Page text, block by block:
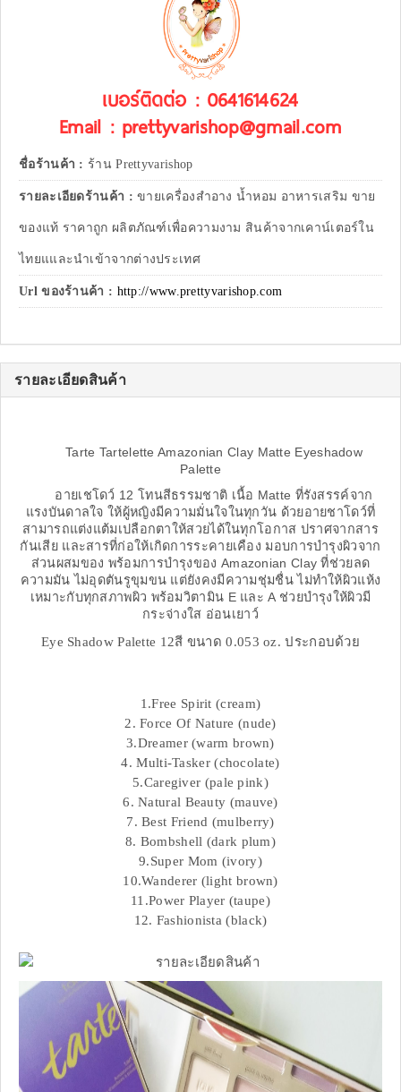
เบอร์ติดต่อ : 0641614624
Email : prettyvarishop@gmail.com
ชื่อร้านค้า : ร้าน Prettyvarishop
รายละเอียดร้านค้า :ขายเครื่องสำอาง น้ำหอม อาหารเสริม ขาย
ของแท้ ราคาถูก ผลิตภัณฑ์เพื่อความงาม สินค้าจากเคาน์เตอร์ใน
ไทยแและนำเข้าจากต่างประเทศ
Url ของร้านค้า : http://www.prettyvarishop.com
รายละเอียดสินค้า
Tarte Tartelette Amazonian Clay Matte Eyeshadow
Palette
อายเชโดว์ 12 โทนสีธรรมชาติ เนื้อ Matte ที่รังสรรค์จาก
แรงบันดาลใจ ให้ผู้หญิงมีความมั่นใจในทุกวัน ด้วยอายชาโดว์ที่
สามารถแต่งแต้มเปลือกตาให้สวยได้ในทุกโอกาส ปราศจากสาร
กันเสีย และสารที่ก่อให้เกิดการระคายเคือง มอบการบำรุงผิวจาก
ส่วนผสมของ พร้อมการบำรุงของ Amazonian Clay ที่ช่วยลด
ความมัน ไม่อุดตันรูขุมขน แต่ยังคงมีความชุ่มชื่น ไม่ทำให้ผิวแห้ง
เหมาะกับทุกสภาพผิว พร้อมวิตามิน E และ A ช่วยบำรุงให้ผิวมี
กระจ่างใส อ่อนเยาว์
Eye Shadow Palette 12สี ขนาด 0.053 oz. ประกอบด้วย
1.Free Spirit (cream)
2. Force Of Nature (nude)
3.Dreamer (warm brown)
4. Multi-Tasker (chocolate)
5.Caregiver (pale pink)
6. Natural Beauty (mauve)
7. Best Friend (mulberry)
8. Bombshell (dark plum)
9.Super Mom (ivory)
10.Wanderer (light brown)
11.Power Player (taupe)
12. Fashionista (black)